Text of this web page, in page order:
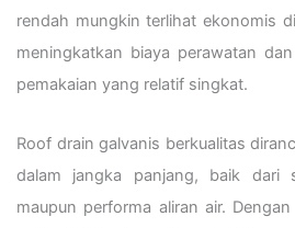
rendah mungkin terlihat ekonomis
meningkatkan biaya perawatan
pemakaian yang relatif singkat.
Roof drain galvanis berkualitas
dalam jangka panjang, baik dari
maupun performa aliran air.